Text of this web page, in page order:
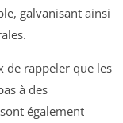
galvanisant ainsi
de rappeler que les
à des
également